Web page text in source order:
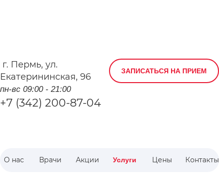
г. Пермь, ул.
Екатерининская, 96
пн-вс 09:00 - 21:00
+7 (342) 200-87-04
ЗАПИСАТЬСЯ НА ПРИЕМ
О нас Врачи Акции Услуги Цены Контакты